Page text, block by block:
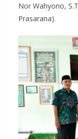
Nor Wahyono,
Prasarana).